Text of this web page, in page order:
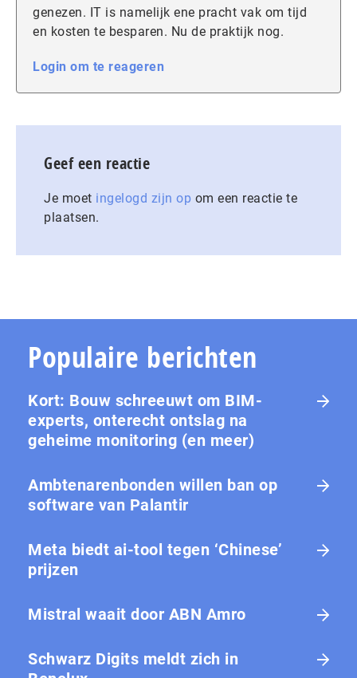
genezen. IT is namelijk ene pracht vak om tijd
en kosten te besparen. Nu de praktijk nog.
Login om te reageren
Geef een reactie
Je moet ingelogd zijn op om een reactie te
plaatsen.
Populaire berichten
Kort: Bouw schreeuwt om BIM-
experts, onterecht ontslag na
geheime monitoring (en meer)
Ambtenarenbonden willen ban op
software van Palantir
Meta biedt ai-tool tegen ‘Chinese’
prijzen
Mistral waait door ABN Amro
Schwarz Digits meldt zich in